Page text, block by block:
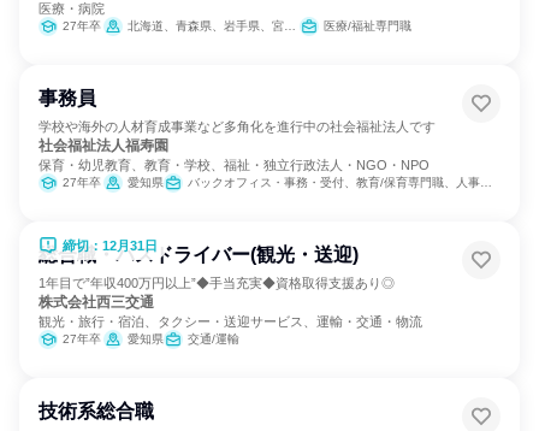
医療・病院
27年卒 北海道、青森県、岩手県、宮城県、秋田県、山形県、福島県、茨城県、栃木県、群馬県、埼玉県、千葉県、東京都、神奈川県、新潟県、富山県、石川県、福井県、山梨県、長野県、岐阜県、静岡県、愛知県、三重県、滋賀県、京都府、大阪府、兵庫県、奈良県、和歌山県、鳥取県、島根県、岡山県、広島県、山口県、徳島県、香川県、愛媛県、高知県、福岡県、佐賀県、長崎県、熊本県、大分県、宮崎県、鹿児島県、沖縄県 医療/福祉専門職
事務員
学校や海外の人材育成事業など多角化を進行中の社会福祉法人です
社会福祉法人福寿園
保育・幼児教育、教育・学校、福祉・独立行政法人・NGO・NPO
27年卒 愛知県 バックオフィス・事務・受付、教育/保育専門職、人事、総務、広報/IR、医療/福祉専門職
締切：12月31日
総合職・バスドライバー(観光・送迎)
1年目で”年収400万円以上”◆手当充実◆資格取得支援あり◎
株式会社西三交通
観光・旅行・宿泊、タクシー・送迎サービス、運輸・交通・物流
27年卒 愛知県 交通/運輸
技術系総合職